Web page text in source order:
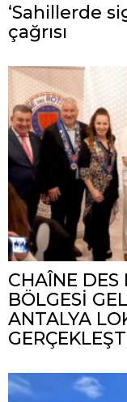
‘Sahillerde
çağrısı
CHAÎNE DES
BÖLGESİ
ANTALYA